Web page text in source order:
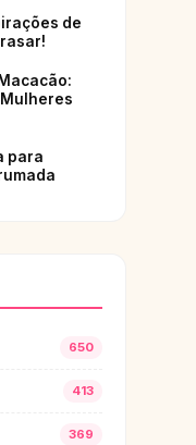
de
para
650
413
369